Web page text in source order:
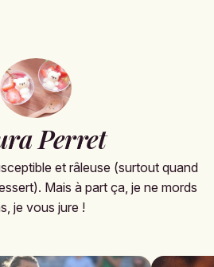
Perret
et râleuse (surtout quand
Mais à part ça, je ne mords
je vous jure !